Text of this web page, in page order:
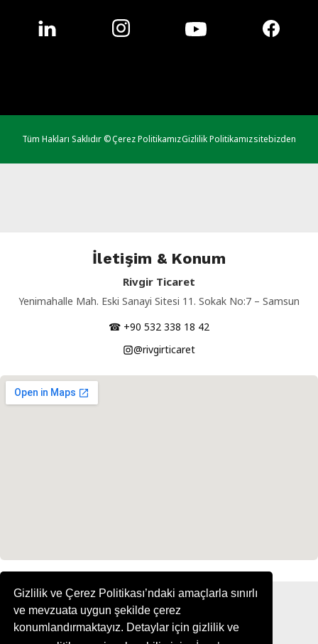
Gizlilik ve Çerez Politikası’ndaki amaçlarla sınırlı
ve mevzuata uygun şekilde çerez
konumlandırmaktayız. Detaylar için gizlilik ve
Tüm Hakları Saklıdır ©Çerez PolitikamızGizlilik Politikamızsitebizden
İletişim & Konum
Rivgir Ticaret
Yenimahalle Mah. Eski Sanayi Sitesi 11. Sokak No:7 – Samsun
☎ +90 532 338 18 42
@rivgirticaret